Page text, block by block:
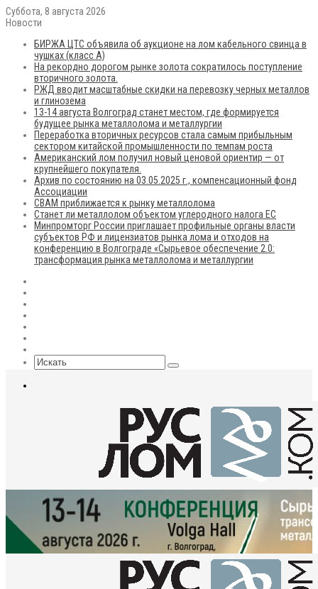
Суббота, 8 августа 2026
Новости
БИРЖА ЦТС объявила об аукционе на лом кабельного свинца в
чушках (класс А)
На рекордно дорогом рынке золота сократилось поступление
вторичного золота.
РЖД вводит масштабные скидки на перевозку черных металлов
и глинозема
13-14 августа Волгоград станет местом, где формируется
будущее рынка металлолома и металлургии
Переработка вторичных ресурсов стала самым прибыльным
сектором китайской промышленности по темпам роста
Американский лом получил новый ценовой ориентир — от
крупнейшего покупателя.
Архив по состоянию на 03.05.2025 г., компенсационный фонд
Ассоциации
CBAM приближается к рынку металлолома
Станет ли металлолом объектом углеродного налога ЕС
Минпромторг России приглашает профильные органы власти
субъектов РФ и лицензиатов рынка лома и отходов на
конференцию в Волгограде «Сырьевое обеспечение 2.0:
трансформация рынка металлолома и металлургии
Искать